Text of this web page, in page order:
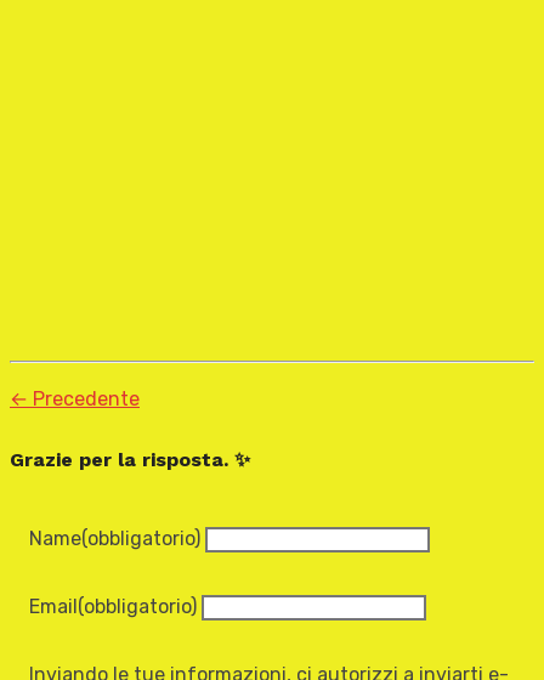
← Precedente
Grazie per la risposta. ✨
Name(obbligatorio)
Email(obbligatorio)
Inviando le tue informazioni, ci autorizzi a inviarti e-